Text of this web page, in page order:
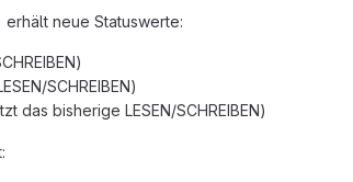
erhält neue Statuswerte:
SCHREIBEN)
das bisherige LESEN/SCHREIBEN)